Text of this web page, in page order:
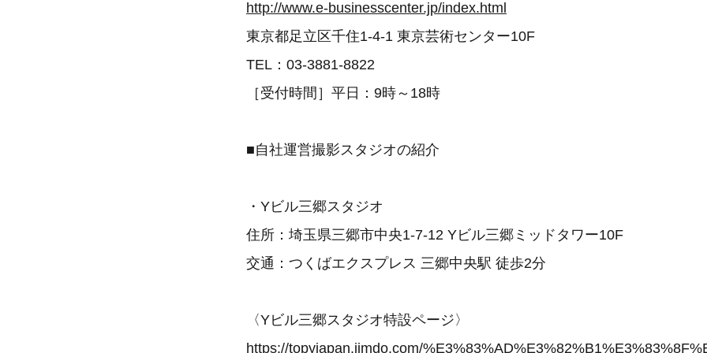
http://www.e-businesscenter.jp/index.html
東京都足立区千住1-4-1 東京芸術センター10F
TEL：03-3881-8822
［受付時間］平日：9時～18時
■自社運営撮影スタジオの紹介
・Yビル三郷スタジオ
住所：埼玉県三郷市中央1-7-12 Yビル三郷ミッドタワー10F
交通：つくばエクスプレス 三郷中央駅 徒歩2分
〈Yビル三郷スタジオ特設ページ〉